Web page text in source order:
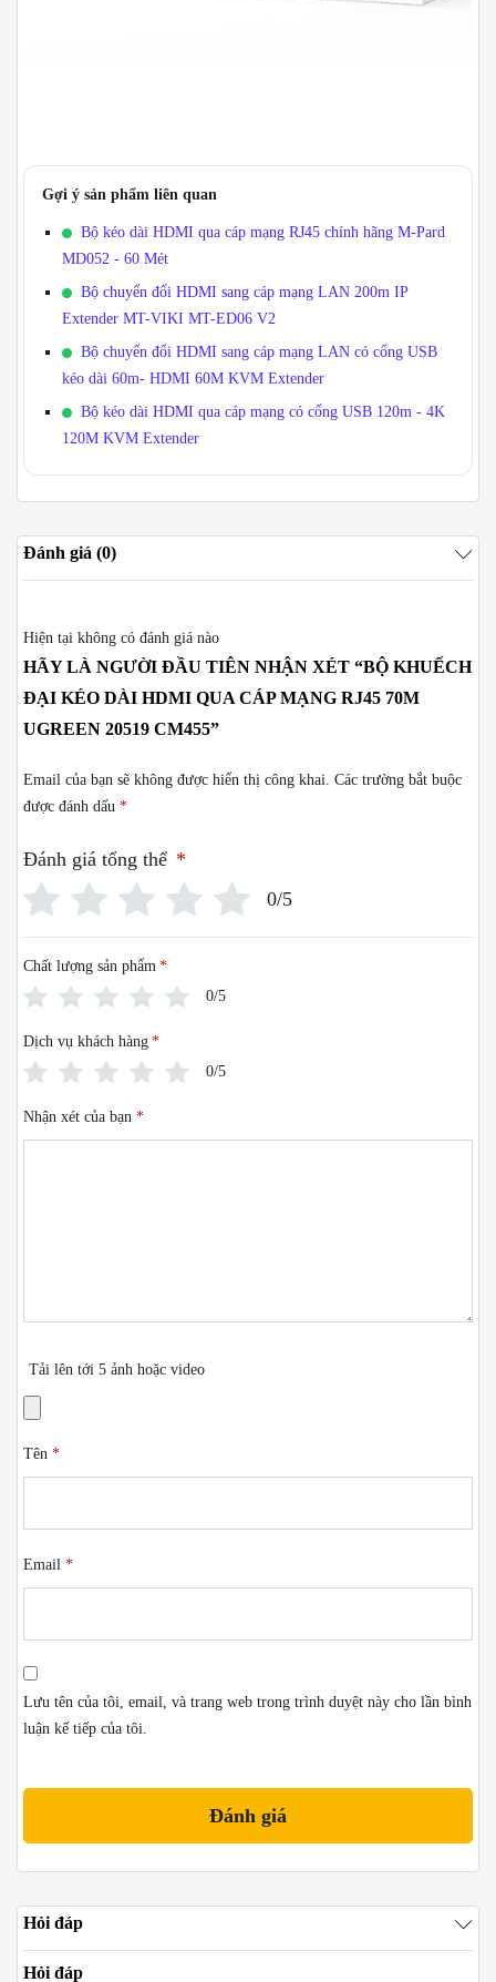
Gợi ý sản phẩm liên quan
Bộ kéo dài HDMI qua cáp mạng RJ45 chính hãng M-Pard
MD052 - 60 Mét
Bộ chuyển đổi HDMI sang cáp mạng LAN 200m IP
Extender MT-VIKI MT-ED06 V2
Bộ chuyển đổi HDMI sang cáp mạng LAN có cổng USB
kéo dài 60m- HDMI 60M KVM Extender
Bộ kéo dài HDMI qua cáp mạng có cổng USB 120m - 4K
120M KVM Extender
Đánh giá (0)
Hiện tại không có đánh giá nào
HÃY LÀ NGƯỜI ĐẦU TIÊN NHẬN XÉT “BỘ KHUẾCH
ĐẠI KÉO DÀI HDMI QUA CÁP MẠNG RJ45 70M
UGREEN 20519 CM455”
Email của bạn sẽ không được hiển thị công khai. Các trường bắt buộc
được đánh dấu *
Đánh giá tổng thể *
0/5
Chất lượng sản phẩm *
0/5
Dịch vụ khách hàng *
0/5
Nhận xét của bạn *
Tải lên tới 5 ảnh hoặc video
Tên *
Email *
Lưu tên của tôi, email, và trang web trong trình duyệt này cho lần bình
luận kế tiếp của tôi.
Hỏi đáp
Hỏi đáp